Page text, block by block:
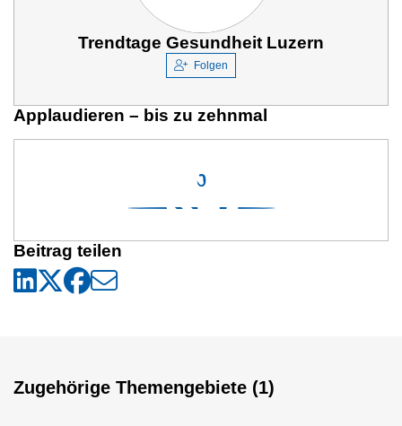
Trendtage Gesundheit Luzern
Folgen
Applaudieren – bis zu zehnmal
0
Beitrag teilen
Zugehörige Themengebiete (1)